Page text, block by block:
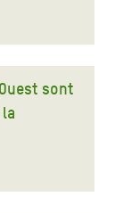
sont